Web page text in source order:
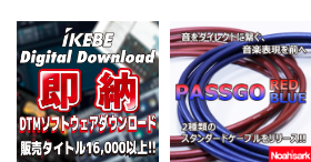
エレキギター
ベース